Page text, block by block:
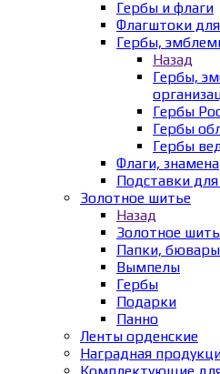
Гербы и флаги
Флагштоки
Гербы,
Назад
Гербы,
Гербы
Гербы
Гербы
Флаги, знамена
Подставки
Золотное шитье
Назад
Золотное
Папки, бювары
Вымпелы
Гербы
Подарки
Панно
Ленты орденские
Наградная